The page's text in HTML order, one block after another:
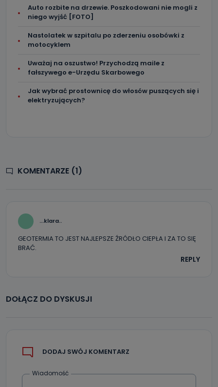
Auto rozbite na drzewie. Poszkodowani nie mogli z
niego wyjść [FOTO]
Nastolatek w szpitalu po zderzeniu osobówki z
motocyklem
Uważaj na oszustwo! Przychodzą maile z
fałszywego e-Urzędu Skarbowego
Jak wybrać prostownicę do włosów puszących się i
elektryzujących?
KOMENTARZE (1)
...klara..
GEOTERMIA TO JEST NAJLEPSZE ŹRÓDŁO CIEPŁA I ZA TO SIĘ
BRAĆ.
REPLY
DOŁĄCZ DO DYSKUSJI
DODAJ SWÓJ KOMENTARZ
Wiadomość